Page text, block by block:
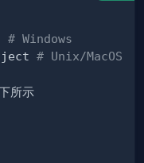
# Windows
# Unix/MacOS
所示